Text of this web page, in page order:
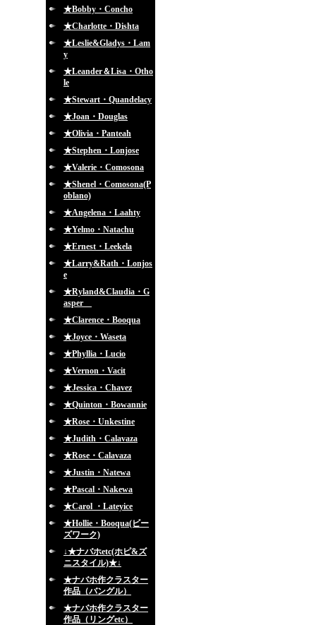
★Bobby・Concho
★Charlotte・Dishta
★Leslie&Gladys・Lam
y
★Leander＆Lisa・Otho
le
★Stewart・Quandelacy
★Joan・Douglas
★Olivia・Panteah
★Stephen・Lonjose
★Valerie・Comosona
★Shenel・Comosona(P
oblano)
★Angelena・Laahty
★Yelmo・Natachu
★Ernest・Leekela
★Larry&Rath・Lonjos
e
★Ryland&Claudia・G
asper
★Clarence・Booqua
★Joyce・Waseta
★Phyllia・Lucio
★Vernon・Vacit
★Jessica・Chavez
★Quinton・Bowannie
★Rose・Unkestine
★Judith・Calavaza
★Rose・Calavaza
★Justin・Natewa
★Pascal・Nakewa
★Carol ・Lateyice
★Hollie・Booqua(ビー
ズワーク)
↓★ナバホetc(ホピ&ズ
ニスタイル)★↓
★ナバホ作クラスター
作品（バングル）
★ナバホ作クラスター
作品（リングetc）